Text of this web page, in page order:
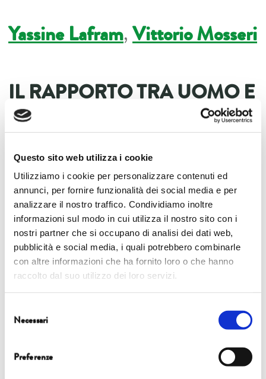
Questo sito web utilizza i cookie
Utilizziamo i cookie per personalizzare contenuti ed
annunci, per fornire funzionalità dei social media e per
analizzare il nostro traffico. Condividiamo inoltre
informazioni sul modo in cui utilizza il nostro sito con i
nostri partner che si occupano di analisi dei dati web,
pubblicità e social media, i quali potrebbero combinarle
con altre informazioni che ha fornito loro o che hanno
raccolto dal suo utilizzo dei loro servizi.
delNecessari
Preferenze
Yassine Lafram,Vittorio Mosseri
IL RAPPORTO TRA UOMO E
NATURA NELLO SPIRITO
DELLE RELIGIONI
MONOTEISTICHE
in collaborazione conIMT Alti Studi Lucca
conAmos Bertolacci